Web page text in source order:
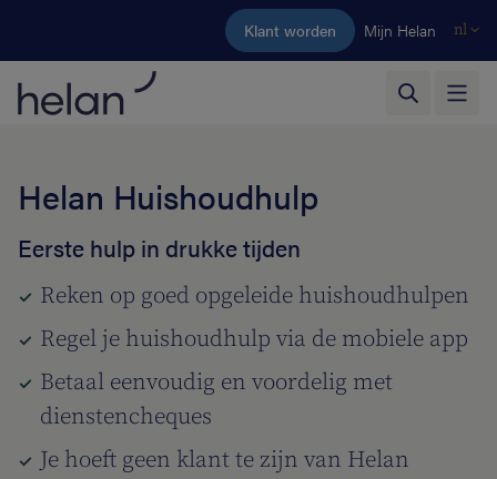
Ga naar de hoofdinhoud
Klant worden Mijn Helan nl
Helan Huishoudhulp
Eerste hulp in drukke tijden
Reken op goed opgeleide huishoudhulpen
Regel je huishoudhulp via de mobiele app
Betaal eenvoudig en voordelig met
dienstencheques
Je hoeft geen klant te zijn van Helan